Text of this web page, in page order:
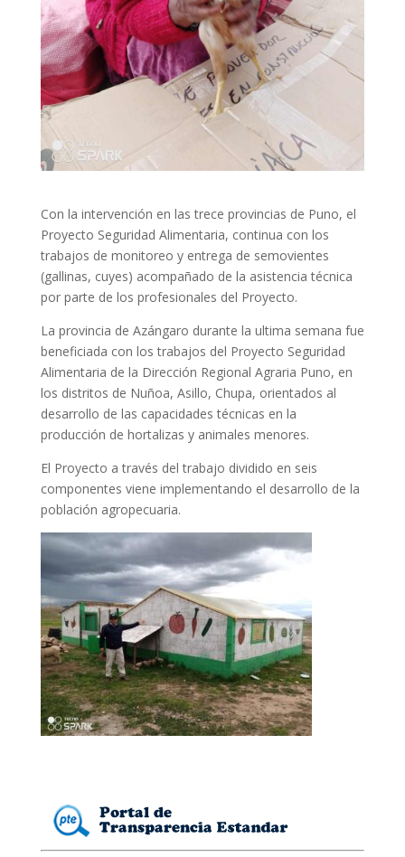
Con la intervención en las trece provincias de Puno, el
Proyecto Seguridad Alimentaria, continua con los
trabajos de monitoreo y entrega de semovientes
(gallinas, cuyes) acompañado de la asistencia técnica
por parte de los profesionales del Proyecto.
La provincia de Azángaro durante la ultima semana fue
beneficiada con los trabajos del Proyecto Seguridad
Alimentaria de la Dirección Regional Agraria Puno, en
los distritos de Nuñoa, Asillo, Chupa, orientados al
desarrollo de las capacidades técnicas en la
producción de hortalizas y animales menores.
El Proyecto a través del trabajo dividido en seis
componentes viene implementando el desarrollo de la
población agropecuaria.